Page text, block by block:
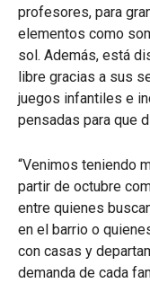
profesores, para
elementos como
sol. Además, está
libre gracias a sus
juegos infantiles e
pensadas para que
“Venimos teniendo
partir de octubre
entre quienes
en el barrio o
con casas y
demanda de cada